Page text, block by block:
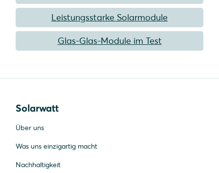
Leistungsstarke Solarmodule
Glas-Glas-Module im Test
Solarwatt
Über uns
Was uns einzigartig macht
Nachhaltigkeit